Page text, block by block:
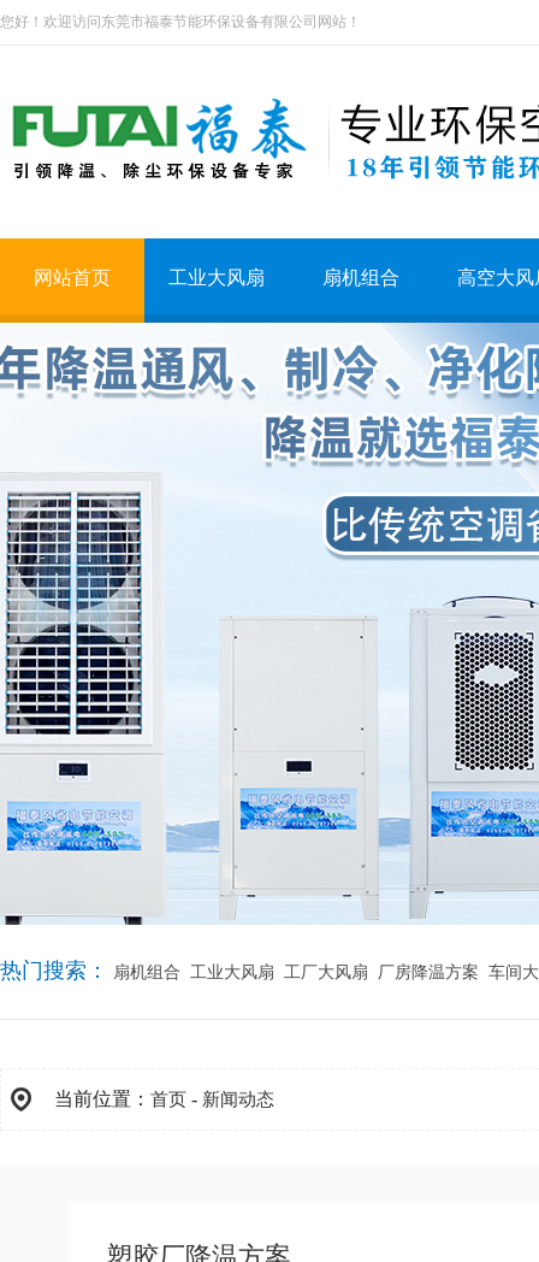
您好！欢迎访问东莞市福泰节能环保设备有限公司网站！
网站首页 工业大风扇 扇机组合 高空大风
热门搜索： 扇机组合 工业大风扇 工厂大风扇 厂房降温方案 车间
当前位置： 首页 - 新闻动态